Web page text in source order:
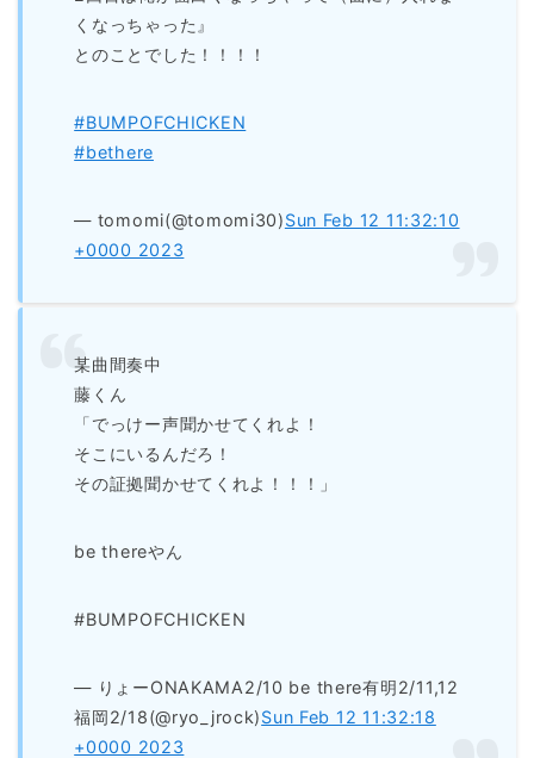
くなっちゃった』
とのことでした！！！！
#BUMPOFCHICKEN
#bethere
— tomomi(@tomomi30)Sun Feb 12 11:32:10
+0000 2023
某曲間奏中
藤くん
「でっけー声聞かせてくれよ！
そこにいるんだろ！
その証拠聞かせてくれよ！！！」
be thereやん
#BUMPOFCHICKEN
— りょーONAKAMA2/10 be there有明2/11,12
福岡2/18(@ryo_jrock)Sun Feb 12 11:32:18
+0000 2023